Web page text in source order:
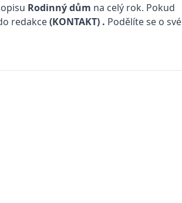
Rodinný dům na celý rok. Pokud
redakce(KONTAKT) . Podělíte se o své